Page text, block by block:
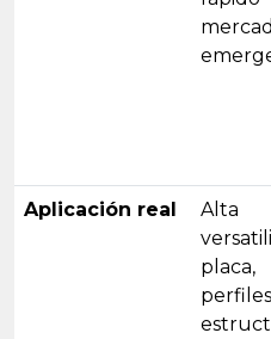
Aplicación real
Alta
perfiles